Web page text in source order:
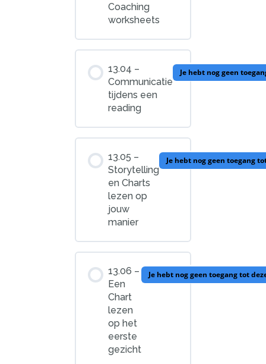
Coaching
worksheets
13.04 –
Communicatie
tijdens een
reading
Je hebt nog geen
13.05 –
Storytelling
en Charts
lezen op
jouw
manier
Je hebt nog geen toegang
13.06 –
Een
Chart
lezen
op het
eerste
gezicht
Je hebt nog geen toegang tot